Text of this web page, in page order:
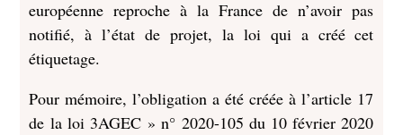
européenne reproche à la France de n’avoir pas
notifié, à l’état de projet, la loi qui a créé cet
étiquetage.
Pour mémoire, l’obligation a été créée à l’article 17
de la loi 3AGEC » n° 2020-105 du 10 février 2020